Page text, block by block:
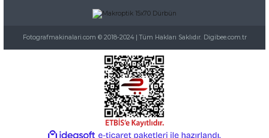
Fotografmakinalari.com © 2018-2024 | Tüm Hakları Saklıdır. Digibee.com.tr
ideasoft e-